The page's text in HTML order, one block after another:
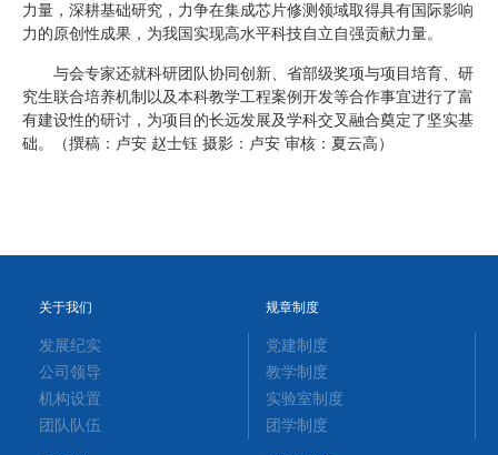
力量，深耕基础研究，力争在集成芯片修测领域取得具有国际影响
力的原创性成果，为我国实现高水平科技自立自强贡献力量。
与会专家还就科研团队协同创新、省部级奖项与项目培育、研
究生联合培养机制以及本科教学工程案例开发等合作事宜进行了富
有建设性的研讨，为项目的长远发展及学科交叉融合奠定了坚实基
础。（撰稿：卢安 赵士钰 摄影：卢安 审核：夏云高）
关于我们
发展纪实
公司领导
机构设置
团队队伍
规章制度
党建制度
教学制度
实验室制度
团学制度